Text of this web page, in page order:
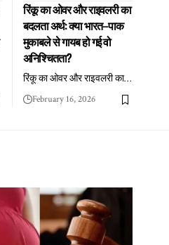
रिंकू का ओवर और राइवलरी का
बदलता अर्थ: क्या भारत–पाक
मुकाबले से गायब हो गई वो
अनिश्चितता?
रिंकू का ओवर और राइवलरी का…
February 16, 2026